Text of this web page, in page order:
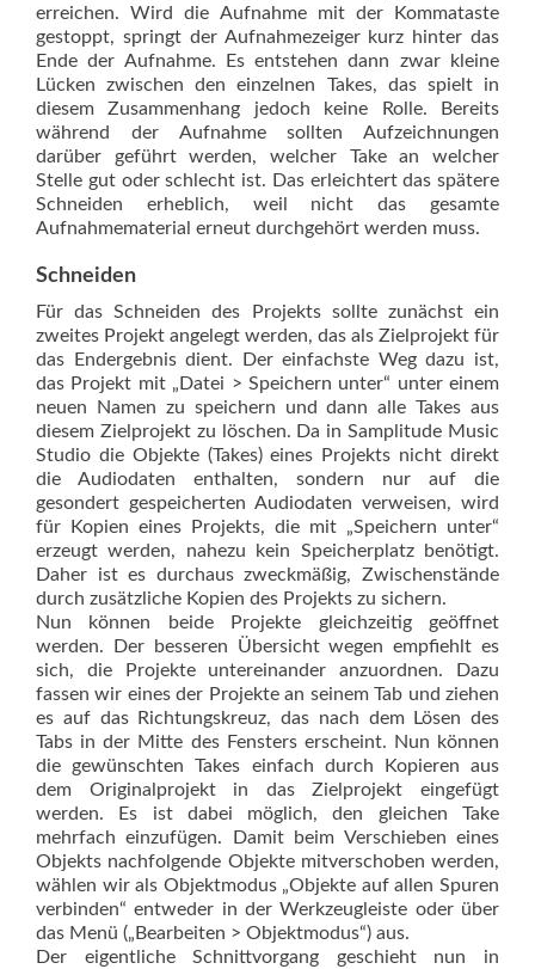
erreichen. Wird die Aufnahme mit der Kommataste
gestoppt, springt der Aufnahmezeiger kurz hinter das
Ende der Aufnahme. Es entstehen dann zwar kleine
Lücken zwischen den einzelnen ­Takes, das spielt in
diesem Zusammenhang jedoch keine Rolle. Bereits
während der Aufnahme sollten Aufzeichnungen
darüber geführt werden, welcher Take an welcher
Stelle gut oder schlecht ist. Das erleichtert das spätere
Schneiden erheblich, weil nicht das gesamte
Aufnahmematerial erneut durchgehört werden muss.
Schneiden
Für das Schneiden des Projekts sollte zunächst ein
zweites Projekt angelegt werden, das als Zielprojekt für
das Endergebnis dient. Der einfachste Weg dazu ist,
das Projekt mit „Datei > Speichern unter“ unter einem
neuen Namen zu speichern und dann alle Takes aus
diesem Zielprojekt zu löschen. Da in Samp­litude Music
Studio die Objekte (Takes) eines Projekts nicht direkt
die Audiodaten enthalten, sondern nur auf die
gesondert gespeicherten Audiodaten verweisen, wird
für Kopien eines Projekts, die mit „Speichern unter“
erzeugt werden, nahezu kein Speicherplatz benötigt.
Daher ist es durchaus zweckmäßig, Zwischenstände
durch zusätzliche Kopien des Projekts zu sichern.
Nun können beide Projekte gleichzeitig geöffnet
werden. Der besseren Übersicht wegen empfiehlt es
sich, die Projekte unter­­einander anzuordnen. Dazu
fassen wir eines der Projekte an seinem Tab und ziehen
es auf das Richtungskreuz, das nach dem Lösen des
Tabs in der Mitte des Fensters erscheint. Nun können
die gewünschten Takes einfach durch Kopieren aus
dem Originalprojekt in das Zielprojekt eingefügt
werden. Es ist dabei möglich, den gleichen Take
mehrfach einzufügen. Damit beim Verschieben eines
Objekts nachfolgende Objekte mitverscho­ben werden,
wählen wir als Objektmodus „Objekte auf allen Spuren
verbinden“ entweder in der Werkzeugleiste oder über
das Menü („Bearbeiten > Objektmodus“) aus.
Der eigentliche Schnittvorgang geschieht nun in